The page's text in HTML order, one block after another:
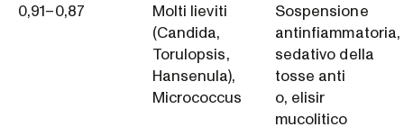
0,91–0,87
Molti lieviti
(Candida,
Torulopsis,
Hansenula),
Micrococcus
Sospensione
antinfiammatoria,
sedativo della
tosse anti
o, elisir
mucolitico